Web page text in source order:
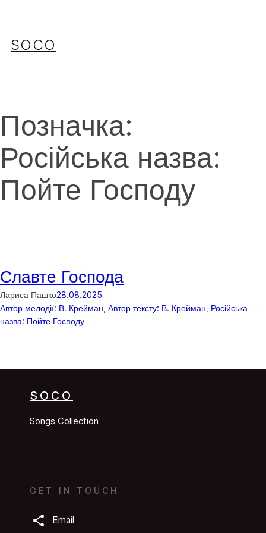
SOCO
Позначка:
Російська назва:
Пойте Господу
Славте Господа
Лариса Пашко28.08.2025
Автор мелодії: В. Крейман Автор тексту: В. Крейман Російська
назва: Пойте Господу
SOCO
Songs Collection
GET IN TOUCH
Email